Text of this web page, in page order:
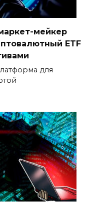
мейкер
ETF
для